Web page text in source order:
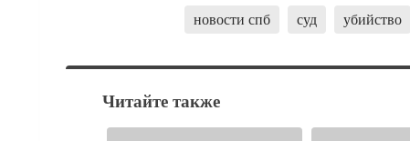
новости спб суд убийство
Читайте также